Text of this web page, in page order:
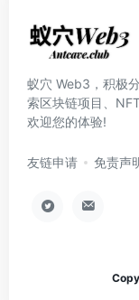
蚁穴 Web3，积极
索区块链项目、
欢迎您的体验!
友链申请 免责声